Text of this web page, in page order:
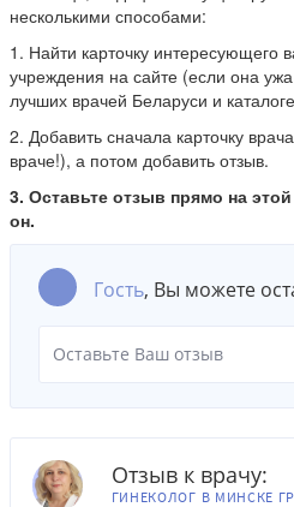
несколькими способами:
1. Найти карточку интересующего
учреждения на сайте (если она
лучших врачей Беларуси и
2. Добавить сначала карточку
враче!), а потом добавить отзыв.
3. Оставьте отзыв прямо на
он.
Гость, Вы можете
Отзыв к врачу:
ГИНЕКОЛОГ В МИНСКЕ